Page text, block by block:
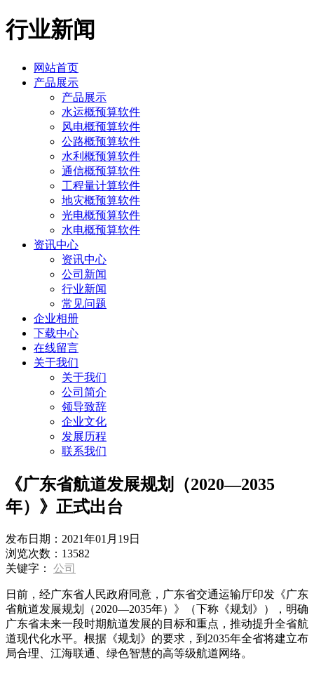
行业新闻
网站首页
产品展示
产品展示
水运概预算软件
风电概预算软件
公路概预算软件
水利概预算软件
通信概预算软件
工程量计算软件
地灾概预算软件
光电概预算软件
水电概预算软件
资讯中心
资讯中心
公司新闻
行业新闻
常见问题
企业相册
下载中心
在线留言
关于我们
关于我们
公司简介
领导致辞
企业文化
发展历程
联系我们
《广东省航道发展规划（2020—2035
年）》正式出台
发布日期： 2021年01月19日
浏览次数： 13582
关键字： 公司
日前，经广东省人民政府同意，广东省交通运输厅印发《广东
省航道发展规划（2020—2035年）》（下称《规划》），明确
广东省未来一段时期航道发展的目标和重点，推动提升全省航
道现代化水平。根据《规划》的要求，到2035年全省将建立布
局合理、江海联通、绿色智慧的高等级航道网络。